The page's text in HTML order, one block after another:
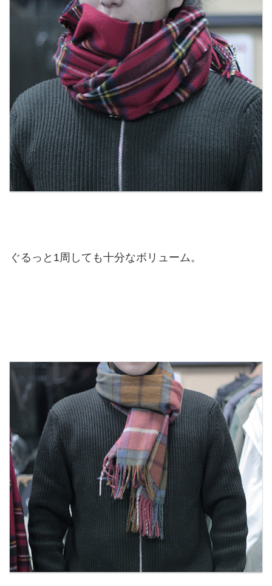
ぐるっと1周しても十分なボリューム。